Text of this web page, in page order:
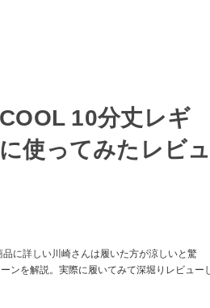
10分丈レギ
使ってみたレビュ
に詳しい川崎さんは履いた方が涼しいと驚
ンを解説。実際に履いてみて深堀りレビュー